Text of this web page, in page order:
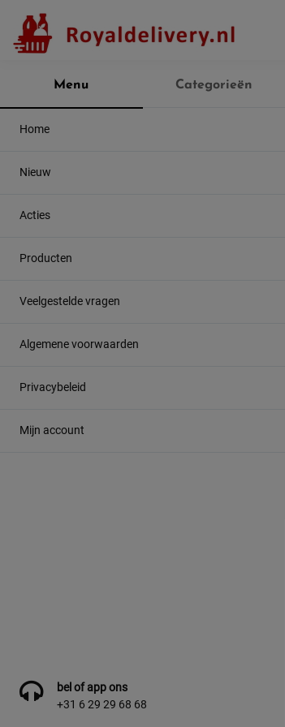
content
Menu Categorieën
Home
Nieuw
Acties
Producten
Veelgestelde vragen
Algemene voorwaarden
Privacybeleid
Mijn account
bel of app ons
+31 6 29 29 68 68